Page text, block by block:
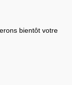
bientôt votre